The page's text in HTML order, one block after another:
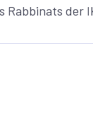
Rabbinats der